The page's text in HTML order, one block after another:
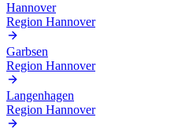
Hannover
Region Hannover
Garbsen
Region Hannover
Langenhagen
Region Hannover